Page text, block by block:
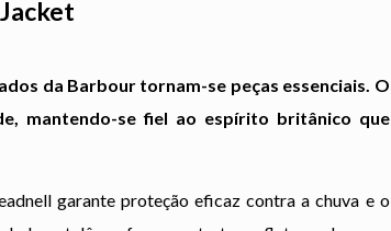
da Barbour tornam-se peças essenciais. O
mantendo-se fiel ao espírito britânico que
garante proteção eficaz contra a chuva e o